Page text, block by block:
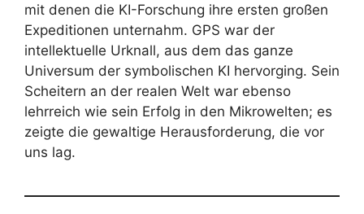
mit denen die KI-Forschung ihre ersten großen
Expeditionen unternahm. GPS war der
intellektuelle Urknall, aus dem das ganze
Universum der symbolischen KI hervorging. Sein
Scheitern an der realen Welt war ebenso
lehrreich wie sein Erfolg in den Mikrowelten; es
zeigte die gewaltige Herausforderung, die vor
uns lag.